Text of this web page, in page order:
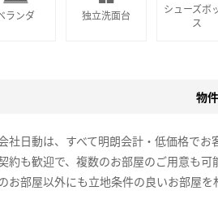
ランダ 独立洗面台
シューズボ
ス
物
社日動は、すべて明朗会計・低価格でお
約も歓迎で、複数のお部屋のご用意も可
お部屋以外にも立地条件の良いお部屋